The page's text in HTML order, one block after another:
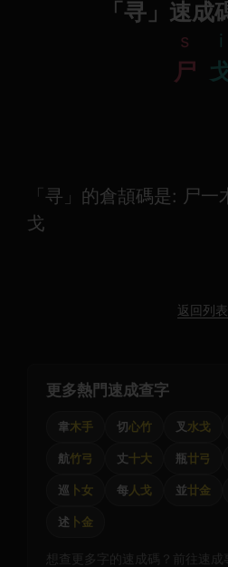
「寻」速成
s
尸
i
「寻」的倉頡碼是: 尸
戈
返回列表
更多熱門速成查字
韋木手 切心竹 叉 水戈
航竹弓 丈十大 瓶廿弓
巡 卜女 每人戈 並廿金
述 卜金
想查更多字的速成碼？前往速